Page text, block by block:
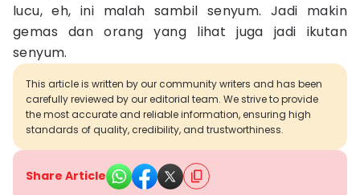
lucu, eh, ini malah sambil senyum. Jadi makin
gemas dan orang yang lihat juga jadi ikutan
senyum.
This article is written by our community writers and has been
carefully reviewed by our editorial team. We strive to provide
the most accurate and reliable information, ensuring high
standards of quality, credibility, and trustworthiness.
Share Article